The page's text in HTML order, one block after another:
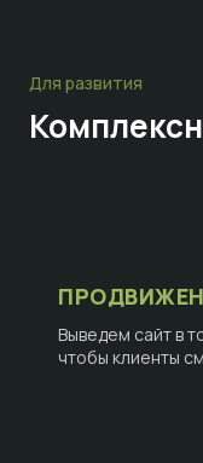
Для развития
Выведем сайт в
чтобы клиенты